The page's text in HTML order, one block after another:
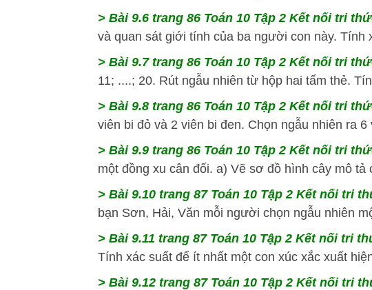
> Bài 9.6 trang 86 Toán 10 Tập 2 Kết nối tri
và quan sát giới tính của ba người con này. Tính
> Bài 9.7 trang 86 Toán 10 Tập 2 Kết nối tri
11; ....; 20. Rút ngẫu nhiên từ hộp hai tấm thẻ.
> Bài 9.8 trang 86 Toán 10 Tập 2 Kết nối tri
viên bi đỏ và 2 viên bi đen. Chọn ngẫu nhiên ra 6
> Bài 9.9 trang 86 Toán 10 Tập 2 Kết nối tri
một đồng xu cân đối. a) Vẽ sơ đồ hình cây mô tả
> Bài 9.10 trang 87 Toán 10 Tập 2 Kết nối tri
bạn Sơn, Hải, Văn mỗi người chọn ngẫu nhiên
> Bài 9.11 trang 87 Toán 10 Tập 2 Kết nối tri
Tính xác suất để ít nhất một con xúc xắc xuất
> Bài 9.12 trang 87 Toán 10 Tập 2 Kết nối tri